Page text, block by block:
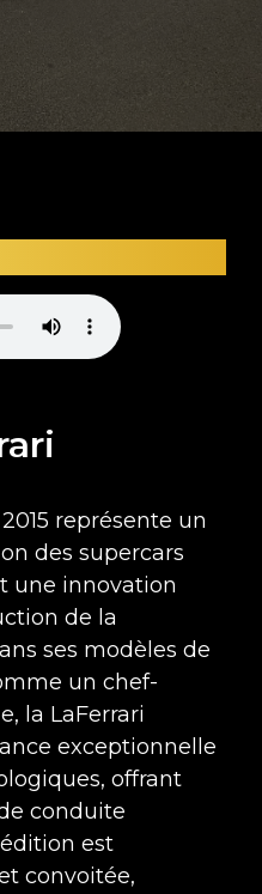
représente un
des supercars
une innovation
de la
ses modèles de
un chef-
la LaFerrari
exceptionnelle
offrant
conduite
est
convoitée,